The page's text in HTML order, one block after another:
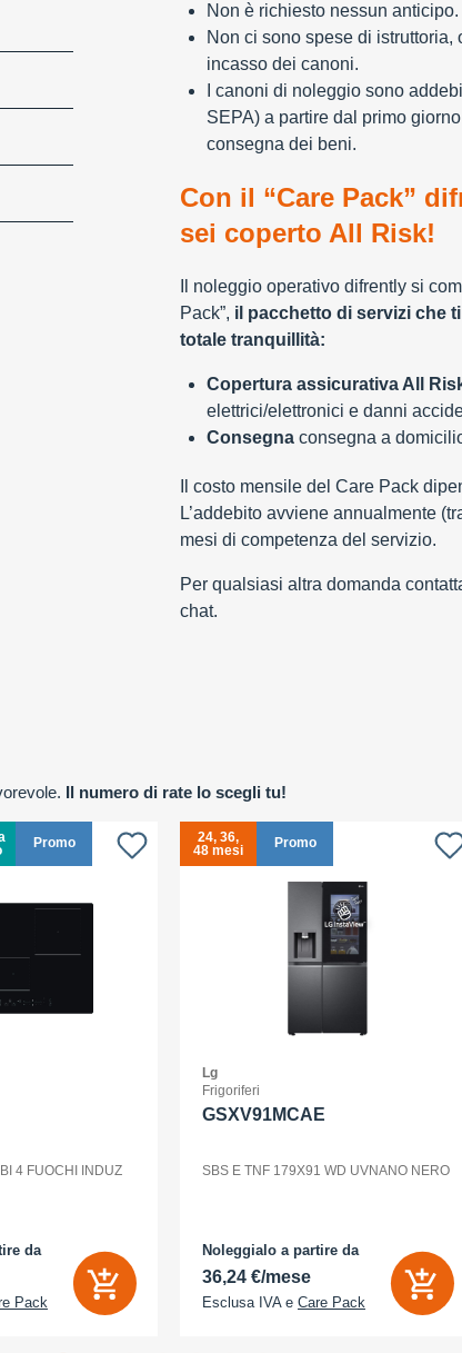
Non è richiesto nessun anticipo.
Non ci sono spese di
incasso dei canoni.
I canoni di noleggio sono
SEPA) a partire dal primo
consegna dei beni.
Con il “Care Pack”
sei coperto All Risk!
Il noleggio operativo difrently si
Pack”, il pacchetto di servizi che
totale tranquillità:
Copertura assicurativa All
elettrici/elettronici e danni
Consegnaconsegna a
Il costo mensile del Care Pack
L’addebito avviene annualmente
mesi di competenza del servizio.
Per qualsiasi altra domanda
chat.
Il numero di rate lo scegli tu!
Promo
4 FUOCHI INDUZ
da
Pack
24, 36,
48 mesi
Promo
Lg
Frigoriferi
GSXV91MCAE
SBS E TNF 179X91 WD UVNANO NERO
Noleggialo a partire da
36,24 €/mese
Esclusa IVA e Care Pack